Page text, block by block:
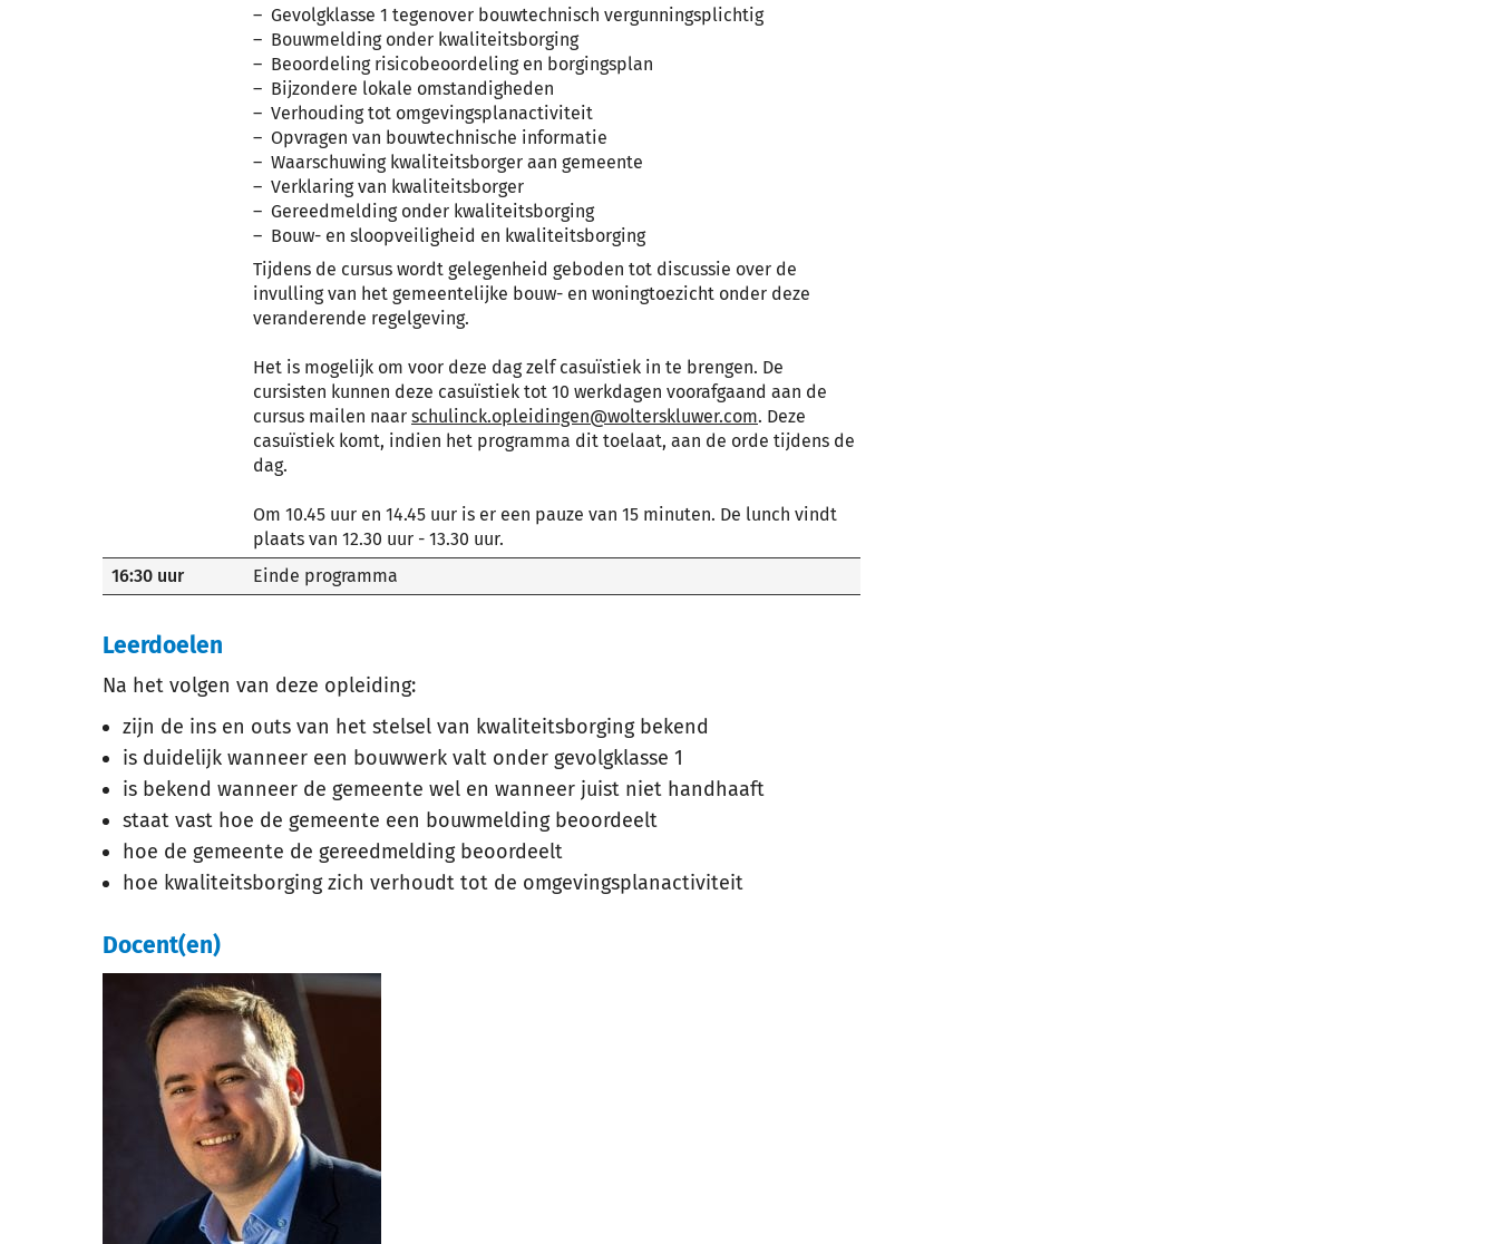
Gevolgklasse 1 tegenover bouwtechnisch vergunningsplichtig
Bouwmelding onder kwaliteitsborging
Beoordeling risicobeoordeling en borgingsplan
Bijzondere lokale omstandigheden
Verhouding tot omgevingsplanactiviteit
Opvragen van bouwtechnische informatie
Waarschuwing kwaliteitsborger aan gemeente
Verklaring van kwaliteitsborger
Gereedmelding onder kwaliteitsborging
Bouw- en sloopveiligheid en kwaliteitsborging
Tijdens de cursus wordt gelegenheid geboden tot discussie over de
invulling van het gemeentelijke bouw- en woningtoezicht onder deze
veranderende regelgeving.
Het is mogelijk om voor deze dag zelf casuïstiek in te brengen. De
cursisten kunnen deze casuïstiek tot 10 werkdagen voorafgaand aan de
cursus mailen naar schulinck.opleidingen@wolterskluwer.com. Deze
casuïstiek komt, indien het programma dit toelaat, aan de orde tijdens de
dag.
Om 10.45 uur en 14.45 uur is er een pauze van 15 minuten. De lunch vindt
plaats van 12.30 uur - 13.30 uur.
16:30 uur
Einde programma
Leerdoelen
Na het volgen van deze opleiding:
zijn de ins en outs van het stelsel van kwaliteitsborging bekend
is duidelijk wanneer een bouwwerk valt onder gevolgklasse 1
is bekend wanneer de gemeente wel en wanneer juist niet handhaaft
staat vast hoe de gemeente een bouwmelding beoordeelt
hoe de gemeente de gereedmelding beoordeelt
hoe kwaliteitsborging zich verhoudt tot de omgevingsplanactiviteit
Docent(en)